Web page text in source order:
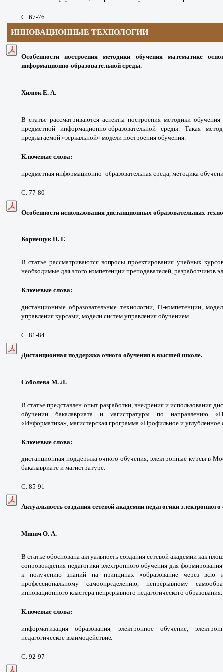
С. 67-76
ИННОВАЦИОННЫЕ ТЕХНОЛОГИИ
Особенности построения методики обучения математике
информационно-образовательной среды.
Хилюк Е. А.
В статье рассматриваются аспекты построения методики
предметной информационно-образовательной среды. Такая
предлагаемой «зеркальной» модели построения обучения.
Ключевые слова:
предметная информационно- образовательная среда, методика
С. 77-80
Особенности использования дистанционных образовательных
Корнещук Н. Г.
В статье рассматриваются вопросы проектирования учебных
необходимые для этого компетенции преподавателей, разработчиков
Ключевые слова:
дистанционные образовательные технологии, IT-компетенции,
управления курсами, модели систем управления обучением.
С. 81-84
Дистанционная поддержка очного обучения в высшей школе.
Соболева М. Л.
В статье представлен опыт разработки, внедрения и использования
обучении бакалавриата и магистратуры по направлению
«Информатика», магистерская программа «Профильное и
Ключевые слова:
дистанционная поддержка очного обучения, электронные курсы в
бакалавриате и магистратуре.
С. 85-91
Актуальность создания сетевой академии педагогики
Минич О. А.
В статье обоснована актуальность создания сетевой академии как
сопровождения педагогики электронного обучения для
к получению знаний на принципах «образование через всю
профессиональному самоопределению, непрерывному
инновационного кластера непрерывного педагогического образования.
Ключевые слова:
информатизация образования, электронное обучение,
педагогическое взаимодействие.
С. 92-97